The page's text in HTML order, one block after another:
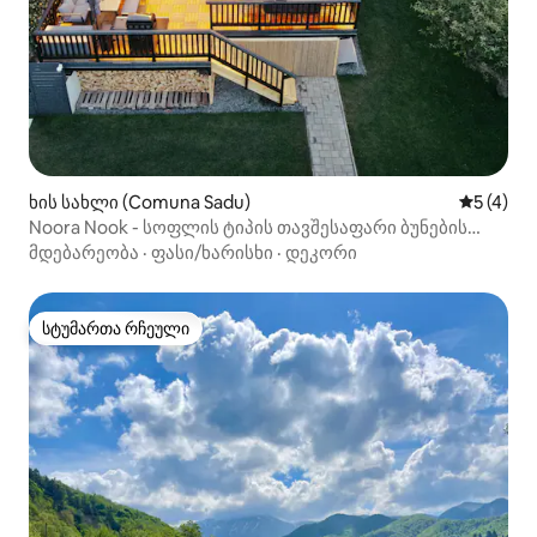
ხის სახლი (Comuna Sadu)
5 (4)
Noora Nook - სოფლის ტიპის თავშესაფარი ბუნების
გულში
მდებარეობა · ფასი/ხარისხი · დეკორი
სტუმართა რჩეული
სტუმართა რჩეული